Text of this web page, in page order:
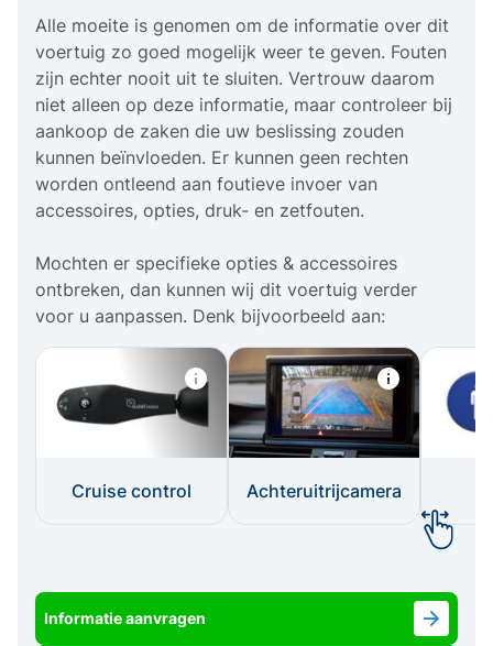
Alle moeite is genomen om de informatie over dit
voertuig zo goed mogelijk weer te geven. Fouten
zijn echter nooit uit te sluiten. Vertrouw daarom
niet alleen op deze informatie, maar controleer bij
aankoop de zaken die uw beslissing zouden
kunnen beïnvloeden. Er kunnen geen rechten
worden ontleend aan foutieve invoer van
accessoires, opties, druk- en zetfouten.
Mochten er specifieke opties & accessoires
ontbreken, dan kunnen wij dit voertuig verder
voor u aanpassen. Denk bijvoorbeeld aan:
Cruise control Achteruitrijcamera
Informatie aanvragen